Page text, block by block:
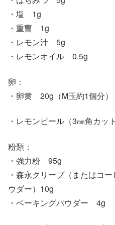
・塩 1g
・重曹 1g
・レモン汁 5g
・レモンオイル 0.5g
卵：
・卵黄 20g（M玉約1個分）
・レモンピール（3㎜角カ
粉類：
・強力粉 95g
・森永クリープ（またはコ
ウダー）10g
・ベーキングパウダー 4g